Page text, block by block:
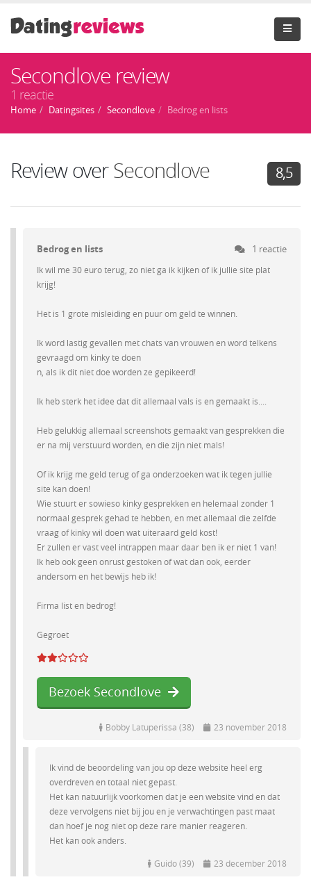
Secondlove review
1 reactie
Home Datingsites Secondlove Bedrog en lists
Review over Secondlove 8,5
Bedrog en lists 1 reactie
Ik wil me 30 euro terug, zo niet ga ik kijken of ik jullie site plat
krijg!
Het is 1 grote misleiding en puur om geld te winnen.
Ik word lastig gevallen met chats van vrouwen en word telkens
gevraagd om kinky te doen
n, als ik dit niet doe worden ze gepikeerd!
Ik heb sterk het idee dat dit allemaal vals is en gemaakt is....
Heb gelukkig allemaal screenshots gemaakt van gesprekken die
er na mij verstuurd worden, en die zijn niet mals!
Of ik krijg me geld terug of ga onderzoeken wat ik tegen jullie
site kan doen!
Wie stuurt er sowieso kinky gesprekken en helemaal zonder 1
normaal gesprek gehad te hebben, en met allemaal die zelfde
vraag of kinky wil doen wat uiteraard geld kost!
Er zullen er vast veel intrappen maar daar ben ik er niet 1 van!
Ik heb ook geen onrust gestoken of wat dan ook, eerder
andersom en het bewijs heb ik!
Firma list en bedrog!
Gegroet
Bezoek Secondlove
Bobby Latuperissa (38) 23 november 2018
Ik vind de beoordeling van jou op deze website heel erg
overdreven en totaal niet gepast.
Het kan natuurlijk voorkomen dat je een website vind en dat
deze vervolgens niet bij jou en je verwachtingen past maat
dan hoef je nog niet op deze rare manier reageren.
Het kan ook anders.
Guido (39) 23 december 2018